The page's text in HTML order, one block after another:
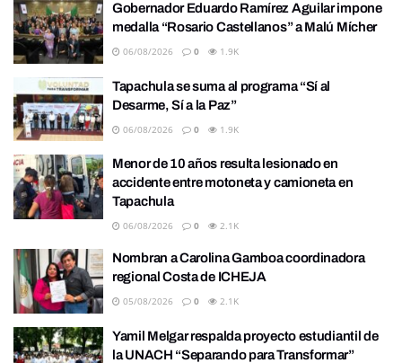
Gobernador Eduardo Ramírez Aguilar impone
medalla “Rosario Castellanos” a Malú Mícher
06/08/2026 0 1.9K
Tapachula se suma al programa “Sí al
Desarme, Sí a la Paz”
06/08/2026 0 1.9K
Menor de 10 años resulta lesionado en
accidente entre motoneta y camioneta en
Tapachula
06/08/2026 0 2.1K
Nombran a Carolina Gamboa coordinadora
regional Costa de ICHEJA
05/08/2026 0 2.1K
Yamil Melgar respalda proyecto estudiantil de
la UNACH “Separando para Transformar”